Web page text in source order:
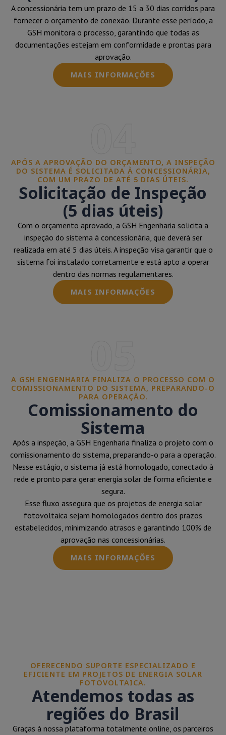
A concessionária tem um prazo de 15 a 30 dias corridos para
fornecer o orçamento de conexão. Durante esse período, a
GSH monitora o processo, garantindo que todas as
documentações estejam em conformidade e prontas para
aprovação.
MAIS INFORMAÇÕES
APÓS A APROVAÇÃO DO ORÇAMENTO, A INSPEÇÃO
DO SISTEMA É SOLICITADA À CONCESSIONÁRIA,
COM UM PRAZO DE ATÉ 5 DIAS ÚTEIS.
Solicitação de Inspeção
(5 dias úteis)
Com o orçamento aprovado, a GSH Engenharia solicita a
inspeção do sistema à concessionária, que deverá ser
realizada em até 5 dias úteis. A inspeção visa garantir que o
sistema foi instalado corretamente e está apto a operar
dentro das normas regulamentares.
MAIS INFORMAÇÕES
A GSH ENGENHARIA FINALIZA O PROCESSO COM O
COMISSIONAMENTO DO SISTEMA, PREPARANDO-O
PARA OPERAÇÃO.
Comissionamento do
Sistema
Após a inspeção, a GSH Engenharia finaliza o projeto com o
comissionamento do sistema, preparando-o para a operação.
Nesse estágio, o sistema já está homologado, conectado à
rede e pronto para gerar energia solar de forma eficiente e
segura.
Esse fluxo assegura que os projetos de energia solar
fotovoltaica sejam homologados dentro dos prazos
estabelecidos, minimizando atrasos e garantindo 100% de
aprovação nas concessionárias.
MAIS INFORMAÇÕES
OFERECENDO SUPORTE ESPECIALIZADO E
EFICIENTE EM PROJETOS DE ENERGIA SOLAR
FOTOVOLTAICA.
Atendemos todas as
regiões do Brasil
Graças à nossa plataforma totalmente online, os parceiros